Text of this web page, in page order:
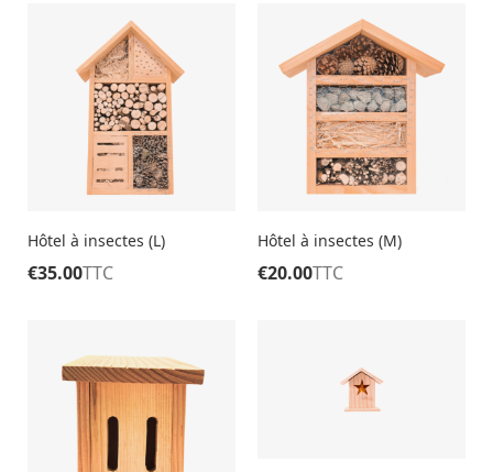
Hôtel à insectes (L)
€35.00TTC
Hôtel à insectes (M)
€20.00TTC